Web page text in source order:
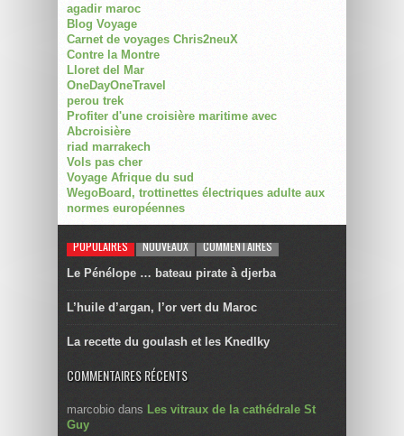
agadir maroc
Blog Voyage
Carnet de voyages Chris2neuX
Contre la Montre
Lloret del Mar
OneDayOneTravel
perou trek
Profiter d'une croisière maritime avec
Abcroisière
riad marrakech
Vols pas cher
Voyage Afrique du sud
WegoBoard, trottinettes électriques adulte aux
normes européennes
POPULAIRES NOUVEAUX COMMENTAIRES
Le Pénélope … bateau pirate à djerba
L’huile d’argan, l’or vert du Maroc
La recette du goulash et les Knedlky
COMMENTAIRES RÉCENTS
marcobio dans Les vitraux de la cathédrale St
Guy